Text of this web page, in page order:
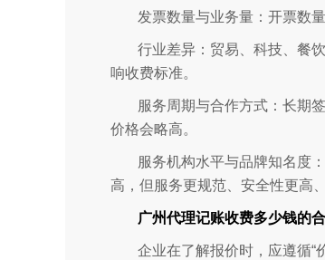
发票数量与业务量：开票数
行业差异：贸易、科技、餐
响收费标准。
服务周期与合作方式：长期
价格会略高。
服务机构水平与品牌知名度
高，但服务更规范、安全性更高
广州代理记账收费多少钱的
企业在了解报价时，应遵循“